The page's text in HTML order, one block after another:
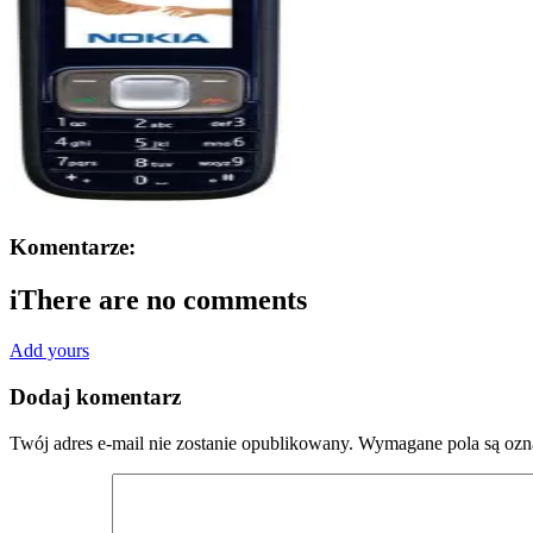
Komentarze:
iThere are no comments
Add yours
Dodaj komentarz
Twój adres e-mail nie zostanie opublikowany. Wymagane pola są